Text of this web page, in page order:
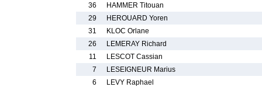
36
HAMMER Titouan
29
HEROUARD Yoren
31
KLOC Orlane
26
LEMERAY Richard
11
LESCOT Cassian
7
LESEIGNEUR Marius
6
LEVY Raphael